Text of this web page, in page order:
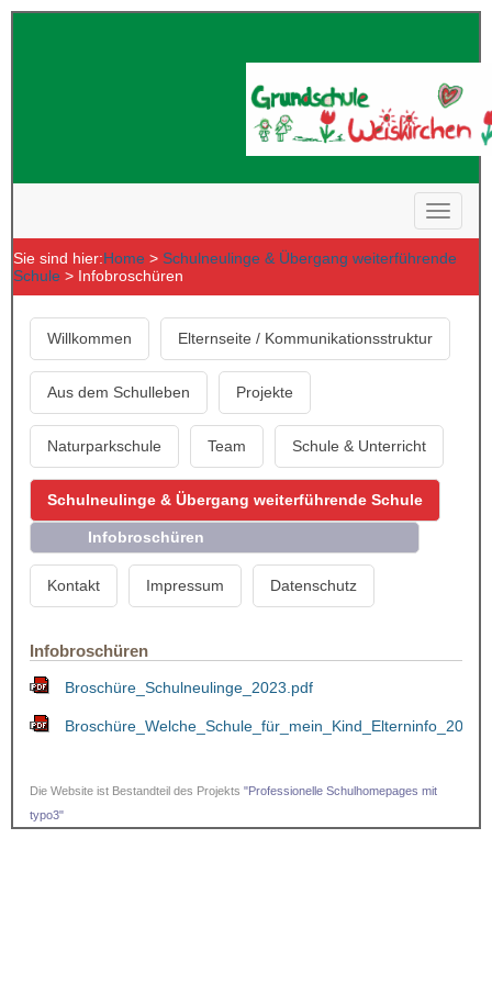
Sie sind hier:Home > Schulneulinge & Übergang weiterführende
Schule > Infobroschüren
Willkommen Elternseite / Kommunikationsstruktur
Aus dem Schulleben Projekte
Naturparkschule Team Schule & Unterricht
Schulneulinge & Übergang weiterführende Schule
Infobroschüren
Kontakt Impressum Datenschutz
Infobroschüren
Broschüre_Schulneulinge_2023.pdf
Die Website ist Bestandteil des Projekts "Professionelle Schulhomepages mit
typo3"